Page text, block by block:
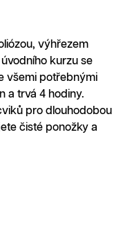
výhřezem
kurzu se
všemi potřebnými
a trvá 4 hodiny.
pro dlouhodobou
čisté ponožky a